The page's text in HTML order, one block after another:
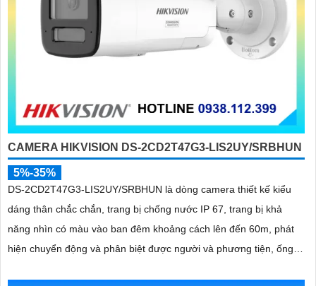
CAMERA HIKVISION DS-2CD2T47G3-LIS2UY/SRBHUN
5%-35%
DS-2CD2T47G3-LIS2UY/SRBHUN là dòng camera thiết kế kiểu
dáng thân chắc chắn, trang bị chống nước IP 67, trang bị khả
năng nhìn có màu vào ban đêm khoảng cách lên đến 60m, phát
hiện chuyển động và phân biệt được người và phương tiện, ống